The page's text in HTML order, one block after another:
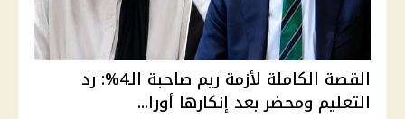
القصة الكاملة لأزمة ريم صاحبة الـ4%: رد
التعليم ومحضر بعد إنكارها أورا...